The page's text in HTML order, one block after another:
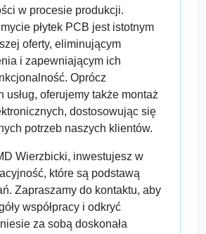
w procesie produkcji.
płytek PCB jest istotnym
oferty, eliminującym
i zapewniającym ich
Oprócz
usług, oferujemy także montaż
dostosowując się
potrzeb naszych klientów.
Wierzbicki, inwestujesz w
które są podstawą
Zapraszamy do kontaktu, aby
współpracy i odkryć
za sobą doskonała